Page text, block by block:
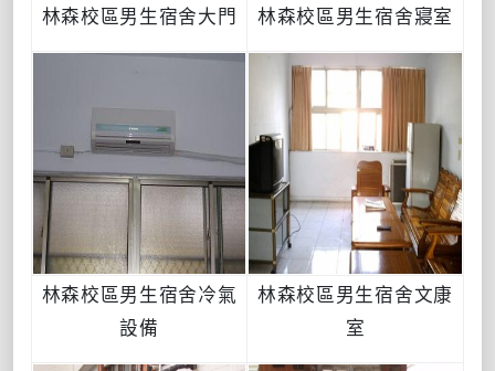
林森校區男生宿舍大門 林森校區男生宿舍寢室
林森校區男生宿舍冷氣
設備
林森校區男生宿舍文康
室